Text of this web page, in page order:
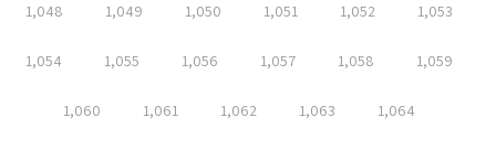
1,048 1,049 1,050 1,051 1,052 1,053
1,054 1,055 1,056 1,057 1,058 1,059
1,060 1,061 1,062 1,063 1,064